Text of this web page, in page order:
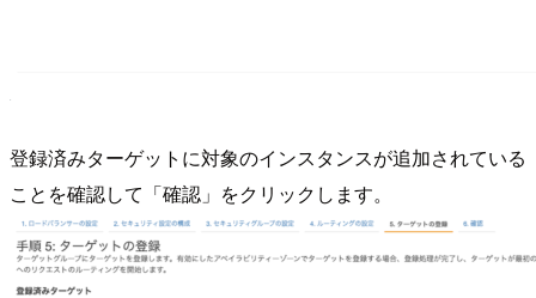
登録済みターゲットに対象のインスタンスが追加されている
ことを確認して「確認」をクリックします。